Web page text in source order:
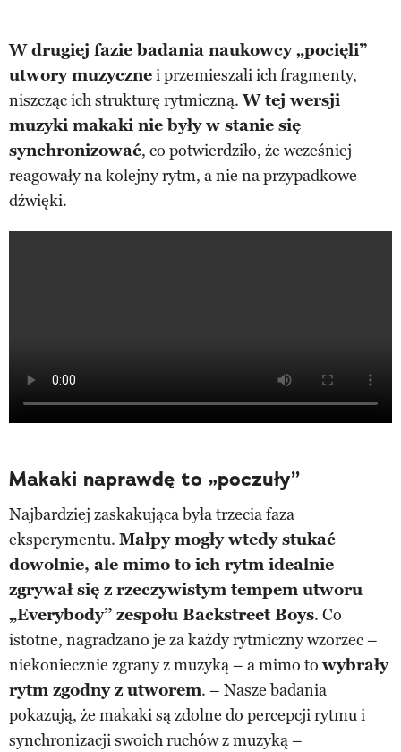
W drugiej fazie badania naukowcy „pocięli”
utwory muzycznei przemieszali ich fragmenty,
niszcząc ich strukturę rytmiczną.W tej wersji
muzyki makaki nie były w stanie się
synchronizować, co potwierdziło, że wcześniej
reagowały na kolejny rytm, a nie na przypadkowe
dźwięki.
Makaki naprawdę to „poczuły”
Najbardziej zaskakująca była trzecia faza
eksperymentu. Małpy mogły wtedy stukać
dowolnie, ale mimo to ich rytm idealnie
zgrywał się z rzeczywistym tempem utworu
„Everybody” zespołu Backstreet Boys. Co
istotne, nagradzano je za każdy rytmiczny wzorzec –
niekoniecznie zgrany z muzyką – a mimo to wybrały
rytm zgodny z utworem. – Nasze badania
pokazują, że makaki są zdolne do percepcji rytmu i
synchronizacji swoich ruchów z muzyką –